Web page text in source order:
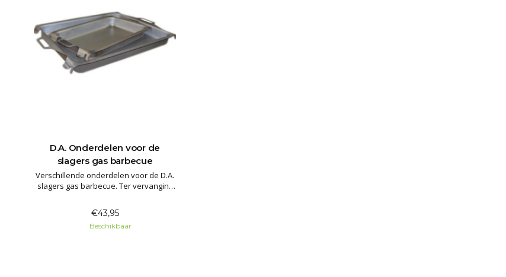
D.A. Onderdelen voor de
slagers gas barbecue
Verschillende onderdelen voor de D.A.
slagers gas barbecue. Ter vervanging
€43,95
Beschikbaar